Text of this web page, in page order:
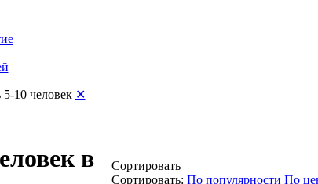
10 человек ✕
в
Сортировать
Сортировать: По популярности По